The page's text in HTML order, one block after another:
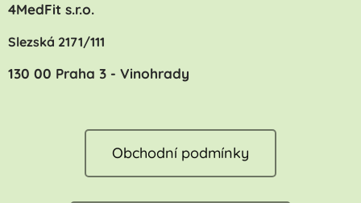
4MedFit s.r.o.
Slezská 2171/111
130 00 Praha 3 - Vinohrady
Obchodní podmínky